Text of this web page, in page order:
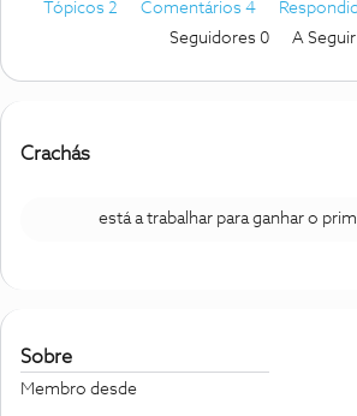
Tópicos 2 Comentários 4
Seguidores 0 A Seguir
Crachás
está a trabalhar para ganhar o
Sobre
Membro desde